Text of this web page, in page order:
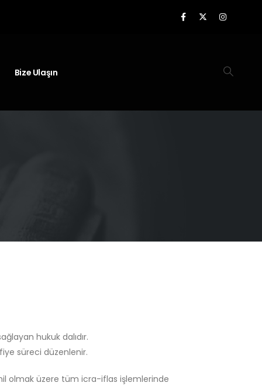
Bize Ulaşın
hukuk dalıdır.
süreci düzenlenir.
olmak üzere tüm icra-iflas işlemlerinde